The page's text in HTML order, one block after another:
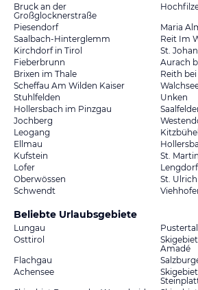
Bruck an der
Großglocknerstraße
Piesendorf
Maria
Saalbach-Hinterglemm
Reit Im
Kirchdorf in Tirol
St.
Fieberbrunn
Aurach
Brixen im Thale
Reith
Scheffau Am Wilden Kaiser
Stuhlfelden
Unken
Hollersbach im Pinzgau
Jochberg
Leogang
Kitzbühel
Ellmau
Kufstein
St.
Lofer
Lengdorf
Oberwössen
St.
Schwendt
Beliebte Urlaubsgebiete
Lungau
Pustertal
Osttirol
Amadé
Flachgau
Achensee